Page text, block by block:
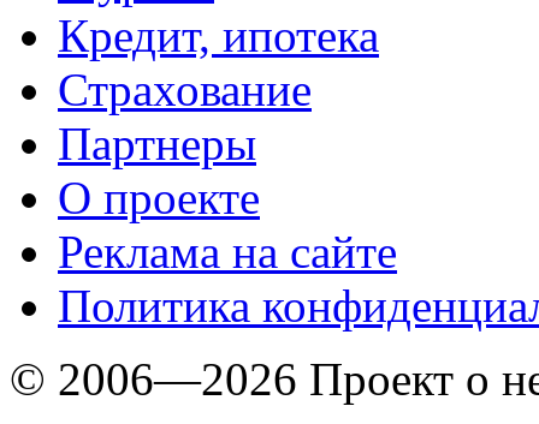
Кредит, ипотека
Страхование
Партнеры
O проекте
Реклама на сайте
Политика
© 2006—2026 Проект о